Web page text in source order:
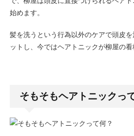
始めます。
髪を洗うという行為以外のケアで頭皮
ットし、今ではヘアトニックが柳屋の看
そもそもヘアトニックっ